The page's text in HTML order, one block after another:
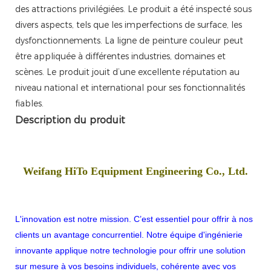
des attractions privilégiées. Le produit a été inspecté sous
divers aspects, tels que les imperfections de surface, les
dysfonctionnements. La ligne de peinture couleur peut
être appliquée à différentes industries, domaines et
scènes. Le produit jouit d’une excellente réputation au
niveau national et international pour ses fonctionnalités
fiables.
Description du produit
Weifang HiTo Equipment Engineering Co., Ltd.
L'innovation est notre mission. C’est essentiel pour offrir à nos
clients un avantage concurrentiel. Notre équipe d'ingénierie
innovante applique notre technologie pour offrir une solution
sur mesure à vos besoins individuels, cohérente avec vos